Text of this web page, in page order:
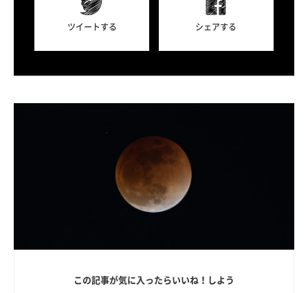
ツイートする シェアする
この記事が気に入ったらいいね！しよう